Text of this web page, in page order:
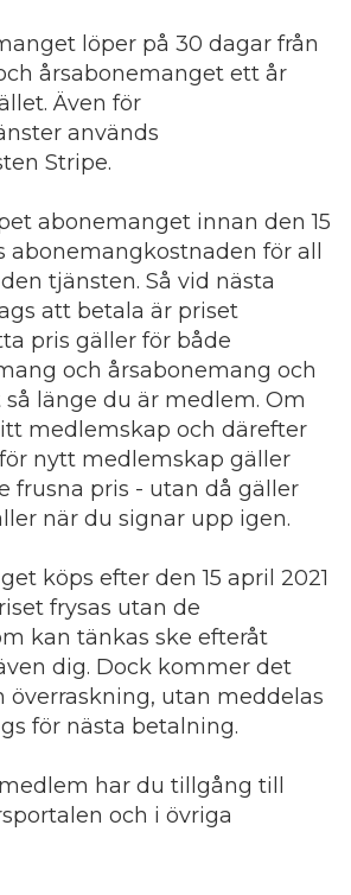
löper på 30 dagar från
årsabonemanget ett år
Även för
används
Stripe.
abonemanget innan den 15
abonemangkostnaden för all
tjänsten. Så vid nästa
att betala är priset
pris gäller för både
och årsabonemang och
länge du är medlem. Om
medlemskap och därefter
nytt medlemskap gäller
frusna pris - utan då gäller
när du signar upp igen.
köps efter den 15 april 2021
frysas utan de
kan tänkas ske efteråt
dig. Dock kommer det
överraskning, utan meddelas
för nästa betalning.
har du tillgång till
och i övriga